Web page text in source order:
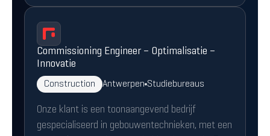
Commissioning Engineer – Optimalisatie –
Innovatie
Construction Antwerpen Studiebureaus
Onze klant is een toonaangevend bedrijf
gespecialiseerd in gebouwentechnieken, met een